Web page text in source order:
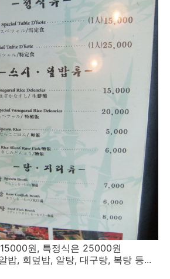
원, 특정식은 25000원
밥, 회덮밥, 알탕, 대구탕, 복탕 등...